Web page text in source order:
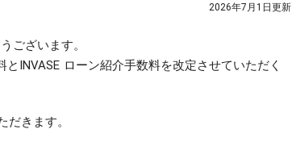
2026年7月1日更新
ございます。
INVASE ローン紹介手数料を改定させていただく
きます。